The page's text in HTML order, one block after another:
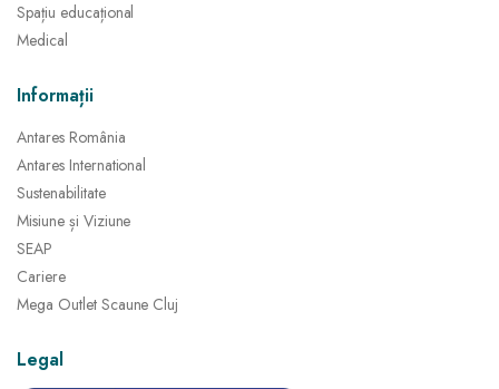
Spațiu educațional
Medical
Informații
Antares România
Antares International
Sustenabilitate
Misiune și Viziune
SEAP
Cariere
Mega Outlet Scaune Cluj
Legal